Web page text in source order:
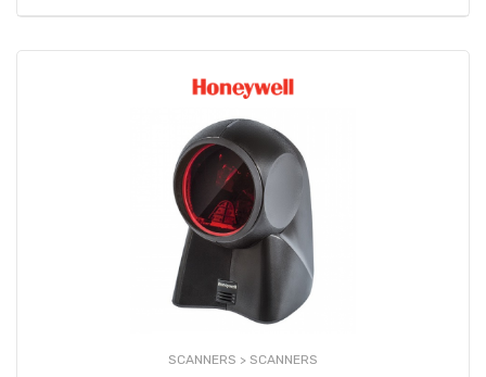
SCANNERS > SCANNERS